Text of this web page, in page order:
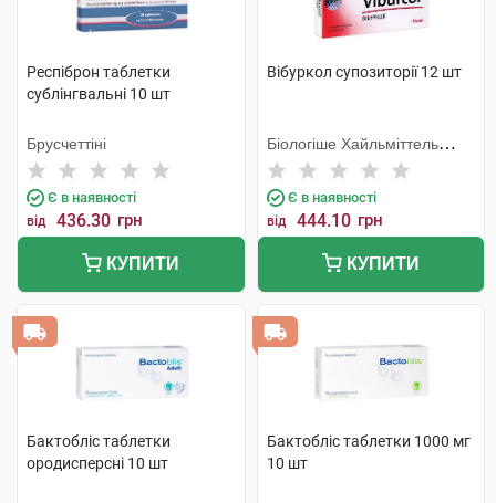
Респіброн таблетки
сублінгвальні 10 шт
Брусчеттіні
Є в наявності
від 436.30 грн
КУПИТИ
Вібуркол супозиторії 12 шт
Біологіше Хайльміттель
Хеель
Є в наявності
від 444.10 грн
КУПИТИ
Бактобліс таблетки
ородисперсні 10 шт
Бактобліс таблетки 1000 мг
10 шт